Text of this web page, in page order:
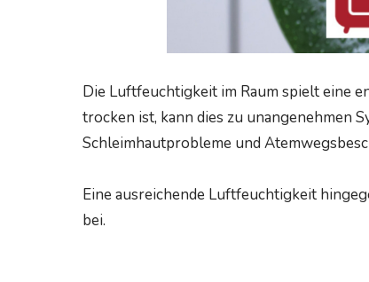
Die Luftfeuchtigkeit im Raum spielt eine
trocken ist, kann dies zu unangenehmen
Schleimhautprobleme und
Eine ausreichende Luftfeuchtigkeit
bei.